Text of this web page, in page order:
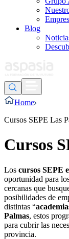
Blog
Home
Cursos SEPE Las
Cursos
Los cursos SEPE
oportunidad para
cercanas que
posibilidades de
distintas “
Palmas, estos
para cubrir las
provincia.